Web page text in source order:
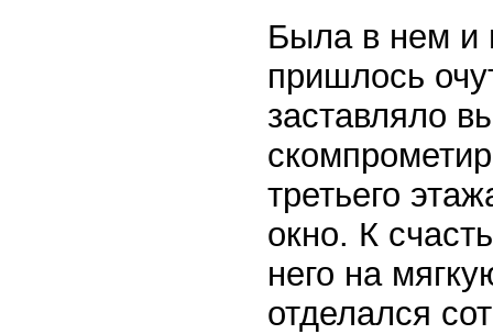
Была в нем и
пришлось
заставляло
третьего
окно. К
него на
отделался